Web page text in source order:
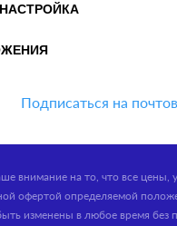
Подписаться на
внимание на то, что все цены,
офертой определяемой
изменены в любое время без